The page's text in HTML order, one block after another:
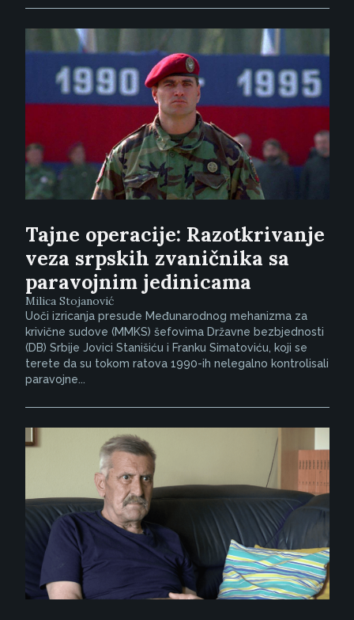
Tajne operacije: Razotkrivanje
veza srpskih zvaničnika sa
paravojnim jedinicama
Milica Stojanović
Uoči izricanja presude Međunarodnog mehanizma za
krivične sudove (MMKS) šefovima Državne bezbjednosti
(DB) Srbije Jovici Stanišiću i Franku Simatoviću, koji se
terete da su tokom ratova 1990-ih nelegalno kontrolisali
paravojne...